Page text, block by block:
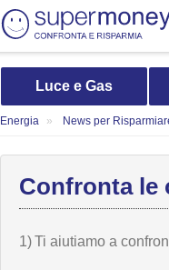
Luce e Gas
Energia News per
Confronta le
1)Ti aiutiamo a